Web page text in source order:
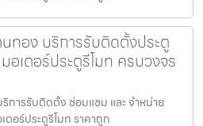
ทอง บริการรับติดตั้งประตู
อเตอร์ประตูรีโมท ครบวงจร
การรับติดตั้ง ซ่อมแซม และ จำหน่าย
ตอร์ประตูรีโมท ราคาถูก